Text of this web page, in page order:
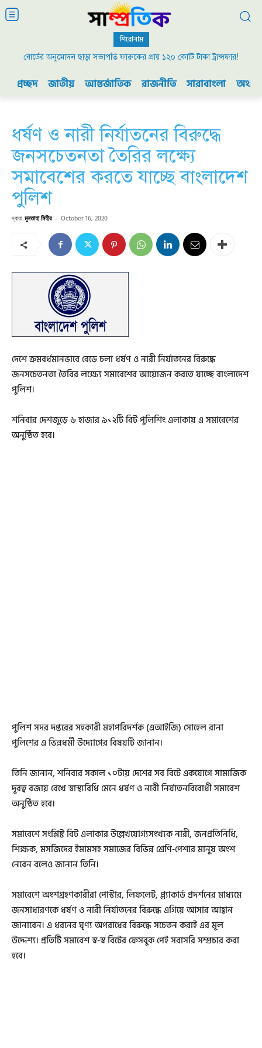
শিরোনাম
বোর্ডের অনুমোদন ছাড়া সভাপতি ফারুকের প্রায় ১২০ কোটি টাকা ট্রান্সফার!
প্রচ্ছদ জাতীয় আন্তর্জাতিক রাজনীতি সারাবাংলা
ধর্ষণ ও নারী নির্যাতনের বিরুদ্ধে
জনসচেতনতা তৈরির লক্ষ্যে
সমাবেশের করতে যাচ্ছে বাংলাদেশ
পুলিশ
দ্বারা মুনতাহা মিহীর - October 16, 2020
দেশে ক্রমবর্ধমানভাবে বেড়ে চলা ধর্ষণ ও নারী নির্যাতনের বিরুদ্ধে
জনসচেতনতা তৈরির লক্ষ্যে সমাবেশের আয়োজন করতে যাচ্ছে বাংলাদেশ
পুলিশ।
শনিবার দেশজুড়ে ৬ হাজার ৯১২টি বিট পুলিশিং এলাকায় এ সমাবেশের
অনুষ্ঠিত হবে।
পুলিশ সদর দপ্তরের সহকারী মহাপরিদর্শক (এআইজি) সোহেল রানা
পুলিশের এ ভিন্নধর্মী উদ্যোগের বিষয়টি জানান।
তিনি জানান, শনিবার সকাল ১০টায় দেশের সব বিটে একযোগে সামাজিক
দূরত্ব বজায় রেখে স্বাস্থ্যবিধি মেনে ধর্ষণ ও নারী নির্যাতনবিরোধী সমাবেশ
অনুষ্ঠিত হবে।
সমাবেশে সংশ্লিষ্ট বিট এলাকার উল্লেখযোগ্যসংখ্যক নারী, জনপ্রতিনিধি,
শিক্ষক, মসজিদের ইমামসহ সমাজের বিভিন্ন শ্রেণি-পেশার মানুষ অংশ
নেবেন বলেও জানান তিনি।
সমাবেশে অংশগ্রহণকারীরা পোস্টার, লিফলেট, প্ল্যাকার্ড প্রদর্শনের মাধ্যমে
জনসাধারণকে ধর্ষণ ও নারী নির্যাতনের বিরুদ্ধে এগিয়ে আসার আহ্বান
জানাবেন। এ ধরনের ঘৃণ্য অপরাধের বিরুদ্ধে সচেতন করাই এর মূল
উদ্দেশ্য। প্র‌তি‌টি সমাবেশ স্ব-স্ব বিটের ফেসবুক পেই‌ সরাস‌রি সম্প্রচার করা
হবে।